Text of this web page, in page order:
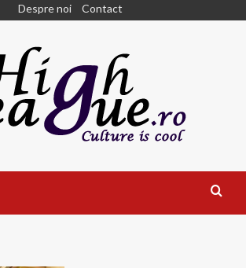
Despre noi Contact